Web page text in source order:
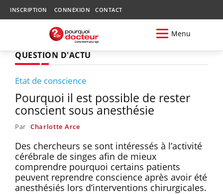
INSCRIPTION CONNEXION CONTACT
Menu
QUESTION D'ACTU
Etat de conscience
Pourquoi il est possible de rester
conscient sous anesthésie
Par Charlotte Arce
Des chercheurs se sont intéressés à l’activité
cérébrale de singes afin de mieux
comprendre pourquoi certains patients
peuvent reprendre conscience après avoir été
anesthésiés lors d’interventions chirurgicales.